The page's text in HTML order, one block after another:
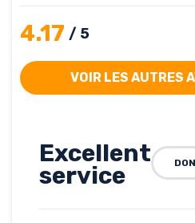
4.17 / 5
VOIR LES AUTRES
Excellent
service